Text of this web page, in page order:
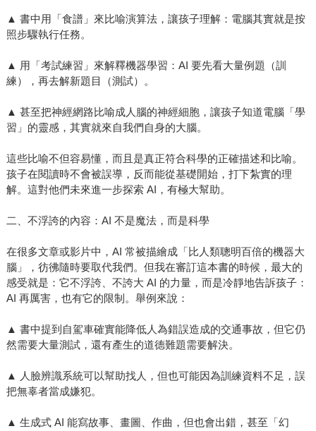
▲ 書中用「食譜」來比喻演算法，讓孩子理解：電腦其實就是按
照步驟執行任務。
▲ 用「考試練習」來解釋機器學習：AI 要先看大量例題（訓
練），再去解新題目（測試）。
▲ 甚至把神經網路比喻成人腦的神經細胞，讓孩子知道電腦「學
習」的靈感，其實就來自我們自身的大腦。
這些比喻不但容易懂，而且是真正符合科學的正確描述和比喻。
孩子在閱讀時不會被誤導，反而能從基礎開始，打下紮實的理
解。這對他們未來進一步探索 AI，有極大幫助。
二、不浮誇的內容：AI 不是魔法，而是科學
在很多文章或影片中，AI 常被描繪成「比人類聰明百倍的機器大
腦」，彷彿隨時要取代我們。但我在審訂這本書的時候，最大的
感受就是：它不浮誇、不誇大 AI 的力量，而是冷靜地告訴孩子：
AI 再厲害，也有它的限制。舉例來說：
▲ 書中提到自駕車確實能降低人為錯誤造成的交通事故，但它仍
然需要大量測試，還有產生的道德難題需要解決。
▲ 人臉辨識系統可以幫助找人，但也可能因為訓練資料不足，誤
把無辜者當成嫌犯。
▲ 生成式 AI 能寫故事、畫圖、作曲，但也會出錯，甚至「幻